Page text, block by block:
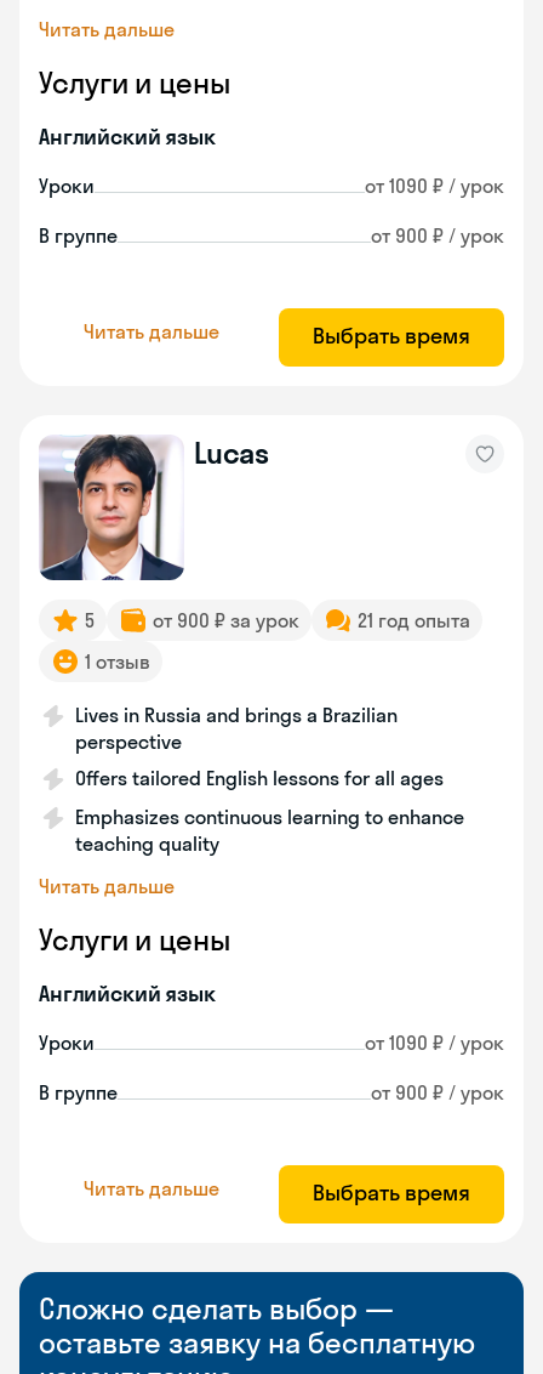
Читать дальше
Услуги и цены
Английский язык
Уроки от 1090 ₽ / урок
В группе от 900 ₽ / урок
Читать дальше Выбрать время
Lucas
5 от 900 ₽ за урок
21 год опыта
1 отзыв
Lives in Russia and brings a Brazilian
perspective
Offers tailored English lessons for all ages
Emphasizes continuous learning to enhance
teaching quality
Читать дальше
Услуги и цены
Английский язык
Уроки от 1090 ₽ / урок
В группе от 900 ₽ / урок
Читать дальше Выбрать время
Сложно сделать выбор —
оставьте заявку на бесплатную